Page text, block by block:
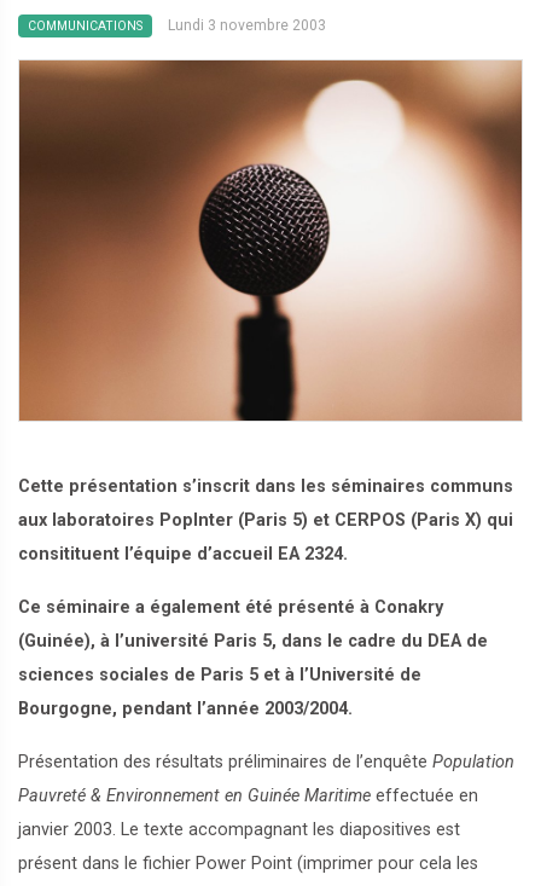
COMMUNICATIONS Lundi 3 novembre 2003
Cette présentation s’inscrit dans les séminaires communs
aux laboratoires PopInter (Paris 5) et CERPOS (Paris X) qui
consitituent l’équipe d’accueil EA 2324.
Ce séminaire a également été présenté à Conakry
(Guinée), à l’université Paris 5, dans le cadre du DEA de
sciences sociales de Paris 5 et à l’Université de
Bourgogne, pendant l’année 2003/2004.
Présentation des résultats préliminaires de l’enquête Population
Pauvreté & Environnement en Guinée Maritime effectuée en
janvier 2003. Le texte accompagnant les diapositives est
présent dans le fichier Power Point (imprimer pour cela les